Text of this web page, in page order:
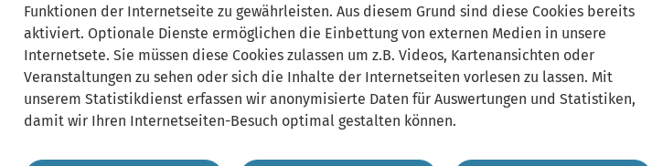
Funktionen der Internetseite zu gewährleisten. Aus diesem Grund sind diese Cookies bereits
aktiviert. Optionale Dienste ermöglichen die Einbettung von externen Medien in unsere
Internetsete. Sie müssen diese Cookies zulassen um z.B. Videos, Kartenansichten oder
Veranstaltungen zu sehen oder sich die Inhalte der Internetseiten vorlesen zu lassen. Mit
unserem Statistikdienst erfassen wir anonymisierte Daten für Auswertungen und Statistiken,
damit wir Ihren Internetseiten-Besuch optimal gestalten können.